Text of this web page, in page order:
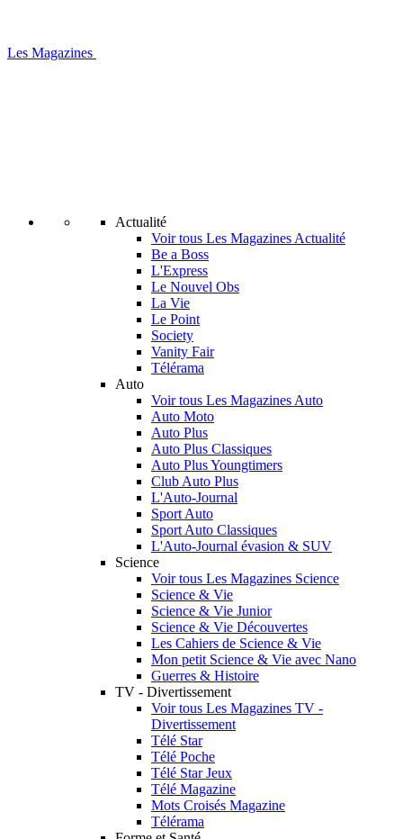
Les Magazines
Actualité
Voir tous Les Magazines Actualité
Be a Boss
L'Express
Le Nouvel Obs
La Vie
Le Point
Society
Vanity Fair
Télérama
Auto
Voir tous Les Magazines Auto
Auto Moto
Auto Plus
Auto Plus Classiques
Auto Plus Youngtimers
Club Auto Plus
L'Auto-Journal
Sport Auto
Sport Auto Classiques
L'Auto-Journal évasion & SUV
Science
Voir tous Les Magazines Science
Science & Vie
Science & Vie Junior
Science & Vie Découvertes
Les Cahiers de Science & Vie
Mon petit Science & Vie avec Nano
Guerres & Histoire
TV - Divertissement
Voir tous Les Magazines TV -
Divertissement
Télé Star
Télé Poche
Télé Star Jeux
Télé Magazine
Mots Croisés Magazine
Télérama